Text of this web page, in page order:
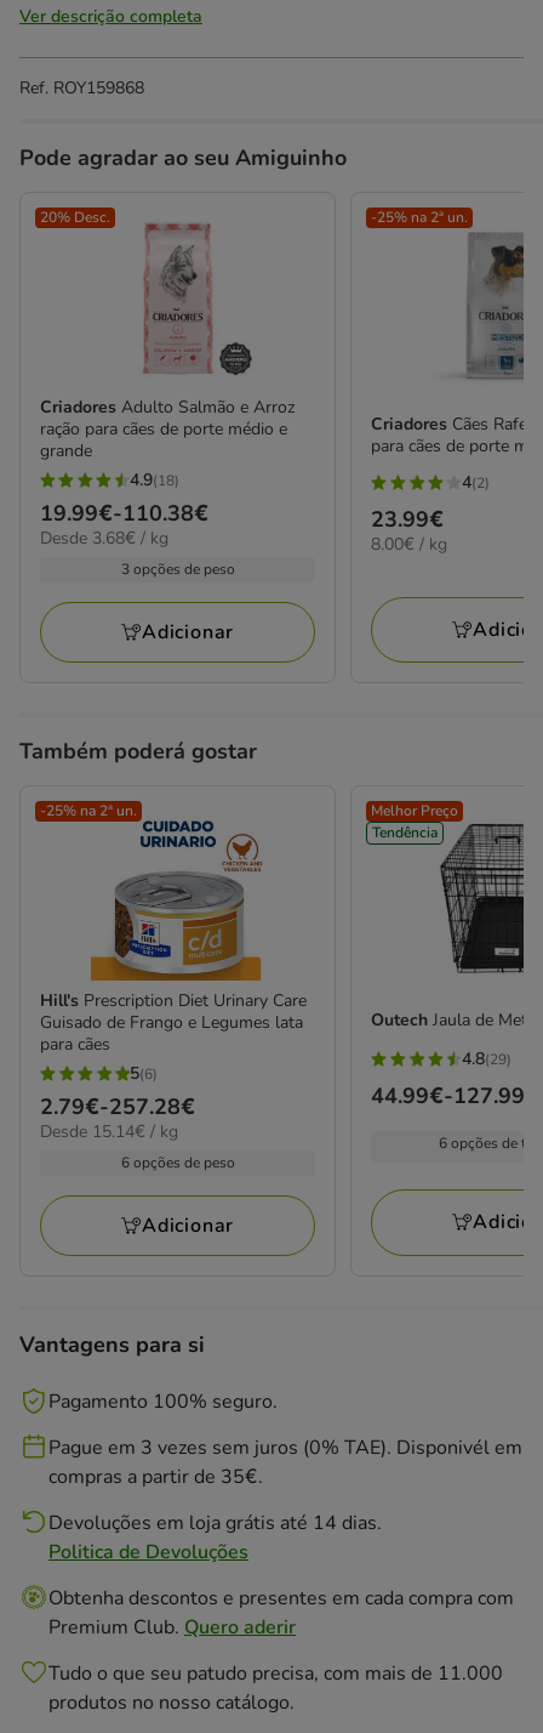
Ver descrição completa
Ref. ROY159868
Pode agradar ao seu Amiguinho
20% Desc.
Criadores Adulto Salmão e Arroz
ração para cães de porte médio e
grande
4.9
estrelas
com
avaliações
4.9(18)
Preço
de
110.38€
19.99€-110.38€
3.68€
Desde 3.68€ / kg
3 opções de peso
Adicionar
-25% na 2ª un.
Criadores Cães
para cães de porte
4
estrelas
com
avaliações
4(2)
Preço
23.99€
23.99€
8.00€
8.00€ / kg
Também poderá gostar
-25% na 2ª un.
Hill's Prescription Diet Urinary Care
Guisado de Frango e Legumes lata
para cães
5
estrelas
com
avaliações
5(6)
Preço
de
257.28€
2.79€-257.28€
15.14€
Desde 15.14€ / kg
6 opções de peso
Adicionar
Melhor Preço
Tendência
OutechJaula de
4.8
estrelas
avaliações
4.8(29)
Preço
127.99€
44.99€-127.99€
6 opções de
Vantagens para si
Pagamento 100% seguro.
Pague em 3 vezes sem juros (0% TAE). Disponivél em
compras a partir de 35€.
Devoluções em loja grátis até 14 dias.
Politica de Devoluções
Obtenha descontos e presentes em cada compra com
Premium Club. Quero aderir
Tudo o que seu patudo precisa, com mais de 11.000
produtos no nosso catálogo.